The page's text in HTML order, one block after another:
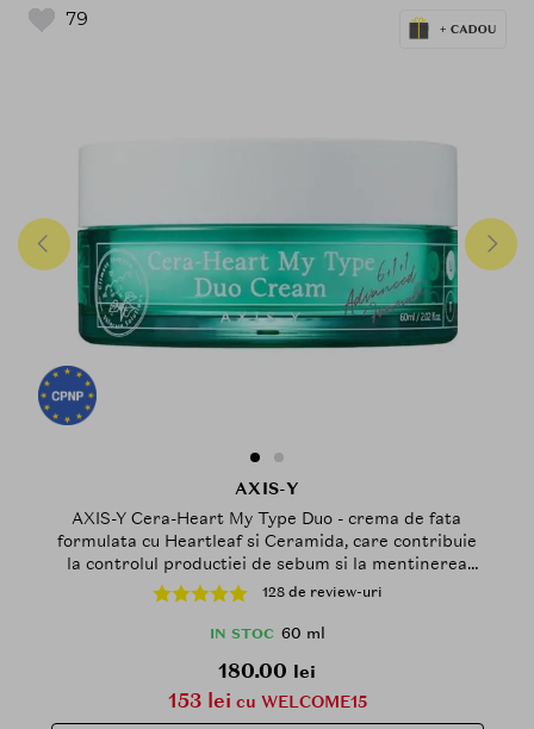
79
AXIS-Y
AXIS-Y Cera-Heart My Type Duo - crema de fata
formulata cu Heartleaf si Ceramida, care contribuie
la controlul productiei de sebum si la mentinerea
hidratarii - 60 ml
128 de review-uri
IN STOC 60 ml
180.00 lei
153 lei cu WELCOME15